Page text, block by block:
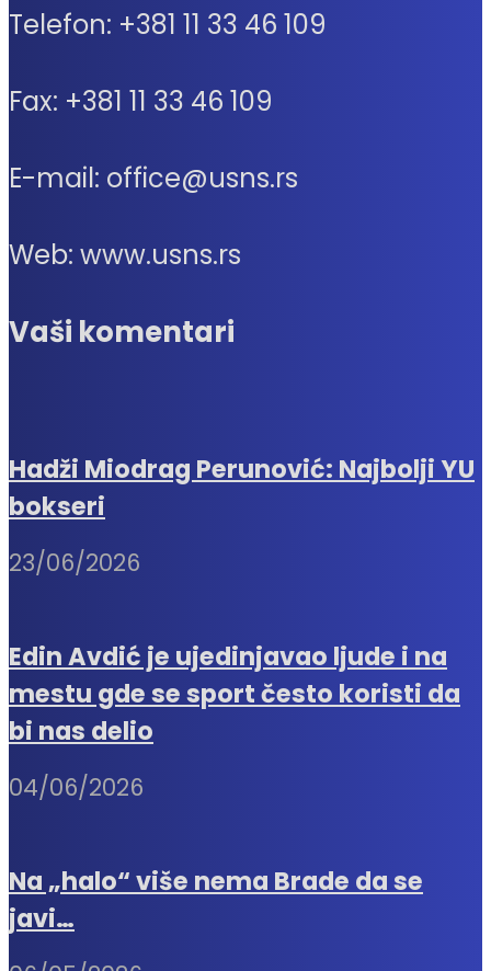
Telefon: +381 11 33 46 109
Fax: +381 11 33 46 109
E-mail: office@usns.rs
Web: www.usns.rs
Vaši komentari
Hadži Miodrag Perunović: Najbolji YU
bokseri
23/06/2026
Edin Avdić je ujedinjavao ljude i na
mestu gde se sport često koristi da
bi nas delio
04/06/2026
Na „halo“ više nema Brade da se
javi…